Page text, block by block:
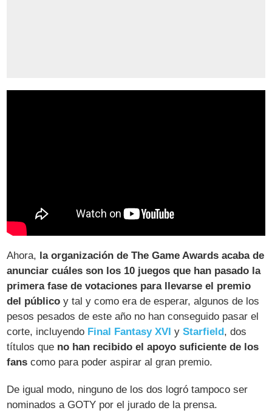
Ahora, la organización de The Game Awards acaba de
anunciar cuáles son los 10 juegos que han pasado la
primera fase de votaciones para llevarse el premio
del público y tal y como era de esperar, algunos de los
pesos pesados de este año no han conseguido pasar el
corte, incluyendo Final Fantasy XVI yStarfield , dos
títulos que no han recibido el apoyo suficiente de los
fans como para poder aspirar al gran premio.
De igual modo, ninguno de los dos logró tampoco ser
nominados a GOTY por el jurado de la prensa.